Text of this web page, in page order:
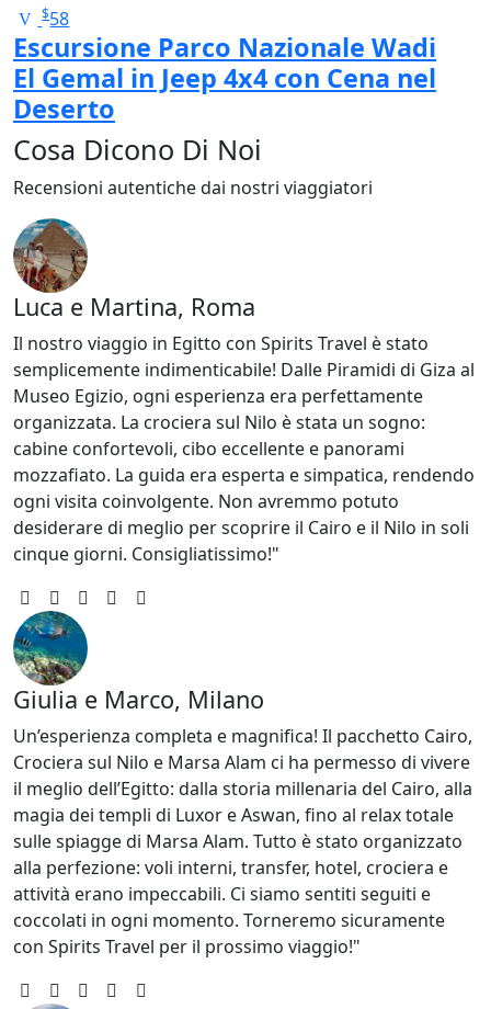
$58
Escursione Parco Nazionale Wadi
El Gemal in Jeep 4x4 con Cena nel
Deserto
Cosa Dicono Di Noi
Recensioni autentiche dai nostri viaggiatori
Luca e Martina, Roma
Il nostro viaggio in Egitto con Spirits Travel è stato
semplicemente indimenticabile! Dalle Piramidi di Giza al
Museo Egizio, ogni esperienza era perfettamente
organizzata. La crociera sul Nilo è stata un sogno:
cabine confortevoli, cibo eccellente e panorami
mozzafiato. La guida era esperta e simpatica, rendendo
ogni visita coinvolgente. Non avremmo potuto
desiderare di meglio per scoprire il Cairo e il Nilo in soli
cinque giorni. Consigliatissimo!"
Giulia e Marco, Milano
Un’esperienza completa e magnifica! Il pacchetto Cairo,
Crociera sul Nilo e Marsa Alam ci ha permesso di vivere
il meglio dell’Egitto: dalla storia millenaria del Cairo, alla
magia dei templi di Luxor e Aswan, fino al relax totale
sulle spiagge di Marsa Alam. Tutto è stato organizzato
alla perfezione: voli interni, transfer, hotel, crociera e
attività erano impeccabili. Ci siamo sentiti seguiti e
coccolati in ogni momento. Torneremo sicuramente
con Spirits Travel per il prossimo viaggio!"